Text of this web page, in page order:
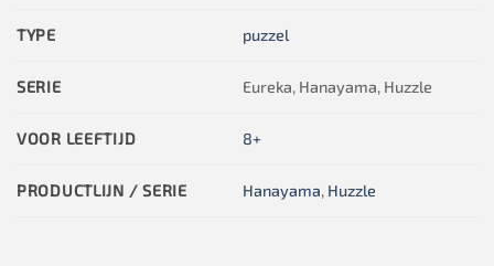
TYPE puzzel
SERIE Eureka, Hanayama, Huzzle
VOOR LEEFTIJD 8+
PRODUCTLIJN / SERIE Hanayama, Huzzle